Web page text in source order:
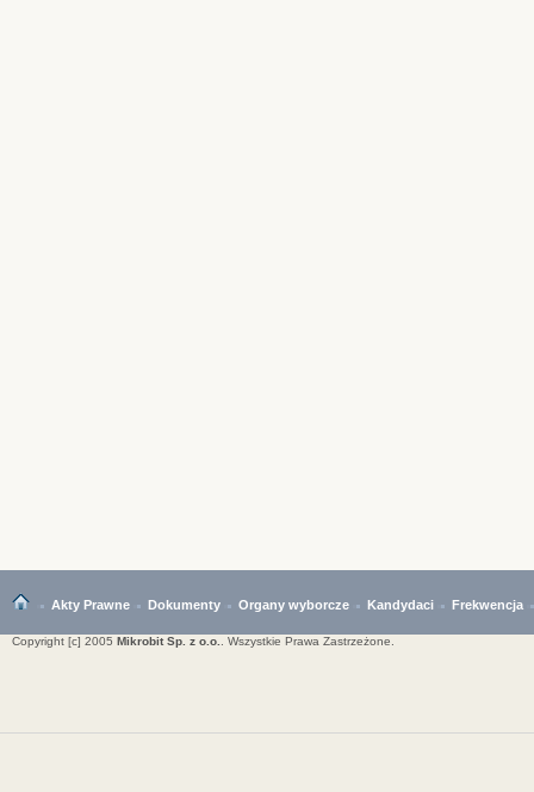
Akty Prawne Dokumenty Organy wyborcze Kandydaci Frekwencja
Copyright [c] 2005 Mikrobit Sp. z o.o. . Wszystkie Prawa Zastrzeżone.